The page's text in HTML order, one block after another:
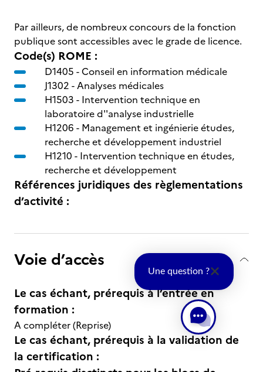
Par ailleurs, de nombreux concours de la fonction
publique sont accessibles avec le grade de licence.
Code(s) ROME :
D1405 -Conseil en information médicale
J1302 -Analyses médicales
H1503 - Intervention technique en
laboratoire d''analyse industrielle
H1206 - Management et ingénierie études,
recherche et développement industriel
H1210 - Intervention technique en études,
recherche et développement
Références juridiques des règlementations
d’activité :
Voie d’accès
Le cas échant, prérequis à l’entrée en
formation :
A compléter (Reprise)
Le cas échant, prérequis à la validation de
la certification :
Une question ?